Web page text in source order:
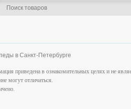
в Санкт-Петербурге
приведена в ознакомительных целях и не
могут отличаться.